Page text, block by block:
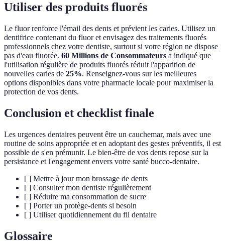
Utiliser des produits fluorés
Le fluor renforce l'émail des dents et prévient les caries. Utilisez un
dentifrice contenant du fluor et envisagez des traitements fluorés
professionnels chez votre dentiste, surtout si votre région ne dispose
pas d'eau fluorée. 60 Millions de Consommateurs a indiqué que
l'utilisation régulière de produits fluorés réduit l'apparition de
nouvelles caries de 25%. Renseignez-vous sur les meilleures
options disponibles dans votre pharmacie locale pour maximiser la
protection de vos dents.
Conclusion et checklist finale
Les urgences dentaires peuvent être un cauchemar, mais avec une
routine de soins appropriée et en adoptant des gestes préventifs, il est
possible de s'en prémunir. Le bien-être de vos dents repose sur la
persistance et l'engagement envers votre santé bucco-dentaire.
[ ] Mettre à jour mon brossage de dents
[ ] Consulter mon dentiste régulièrement
[ ] Réduire ma consommation de sucre
[ ] Porter un protège-dents si besoin
[ ] Utiliser quotidiennement du fil dentaire
Glossaire